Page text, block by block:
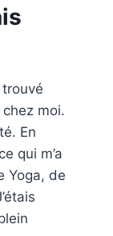
moi.
En
qui m’a
Yoga, de